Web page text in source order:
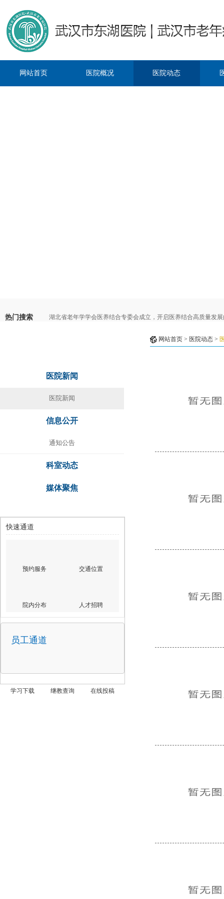
网站首页 医院概况 医院动态
热门搜索 湖北省老年学学会医养结合专委会成立，开启医养结合高质量发
医院新闻
医院新闻
信息公开
通知公告
科室动态
媒体聚焦
快速通道
预约服务 交通位置
院内分布 人才招聘
员工通道
学习下载 继教查询 在线投稿
网站首页 > 医院动态 >